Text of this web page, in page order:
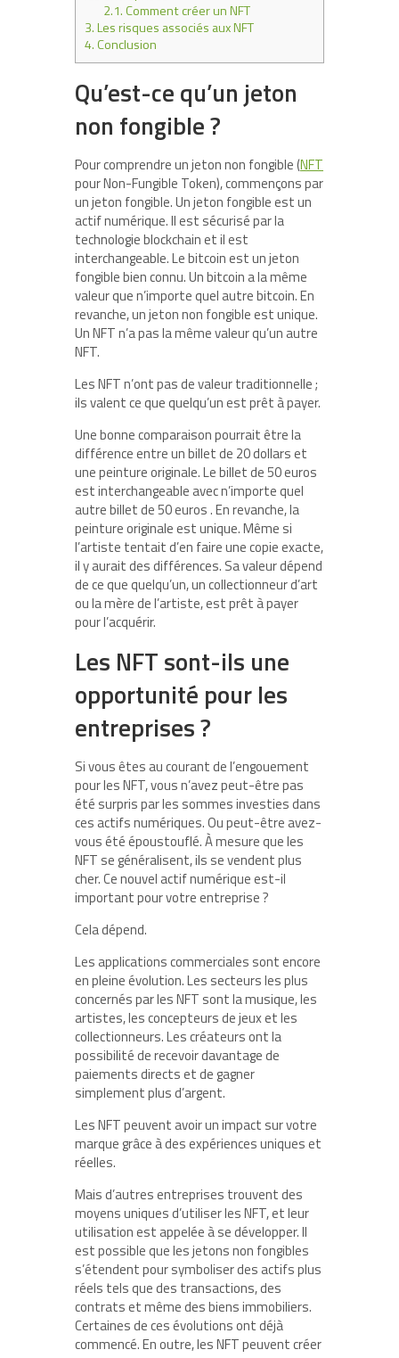
2.1.Comment créer un NFT
3.Les risques associés aux NFT
4.Conclusion
Qu’est-ce qu’un jeton
non fongible ?
Pour comprendre un jeton non fongible (NFT
pour Non-Fungible Token), commençons par
un jeton fongible. Un jeton fongible est un
actif numérique. Il est sécurisé par la
technologie blockchain et il est
interchangeable. Le bitcoin est un jeton
fongible bien connu. Un bitcoin a la même
valeur que n’importe quel autre bitcoin. En
revanche, un jeton non fongible est unique.
Un NFT n’a pas la même valeur qu’un autre
NFT.
Les NFT n’ont pas de valeur traditionnelle ;
ils valent ce que quelqu’un est prêt à payer.
Une bonne comparaison pourrait être la
différence entre un billet de 20 dollars et
une peinture originale. Le billet de 50 euros
est interchangeable avec n’importe quel
autre billet de 50 euros . En revanche, la
peinture originale est unique. Même si
l’artiste tentait d’en faire une copie exacte,
il y aurait des différences. Sa valeur dépend
de ce que quelqu’un, un collectionneur d’art
ou la mère de l’artiste, est prêt à payer
pour l’acquérir.
Les NFT sont-ils une
opportunité pour les
entreprises ?
Si vous êtes au courant de l’engouement
pour les NFT, vous n’avez peut-être pas
été surpris par les sommes investies dans
ces actifs numériques. Ou peut-être avez-
vous été époustouflé. À mesure que les
NFT se généralisent, ils se vendent plus
cher. Ce nouvel actif numérique est-il
important pour votre entreprise ?
Cela dépend.
Les applications commerciales sont encore
en pleine évolution. Les secteurs les plus
concernés par les NFT sont la musique, les
artistes, les concepteurs de jeux et les
collectionneurs. Les créateurs ont la
possibilité de recevoir davantage de
paiements directs et de gagner
simplement plus d’argent.
Les NFT peuvent avoir un impact sur votre
marque grâce à des expériences uniques et
réelles.
Mais d’autres entreprises trouvent des
moyens uniques d’utiliser les NFT, et leur
utilisation est appelée à se développer. Il
est possible que les jetons non fongibles
s’étendent pour symboliser des actifs plus
réels tels que des transactions, des
contrats et même des biens immobiliers.
Certaines de ces évolutions ont déjà
commencé. En outre, les NFT peuvent créer